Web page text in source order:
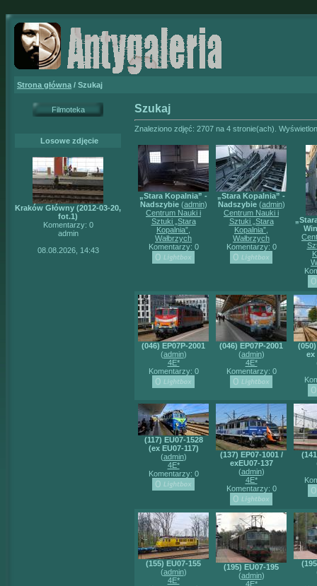
Strona główna / Szukaj
Filmoteka
Losowe zdjęcie
Kraków Główny (2012-03-20,
fot.1)
Komentarzy: 0
admin
08.08.2026, 14:43
Szukaj
Znaleziono zdjęć: 2707 na 4 stronie(ach).
„Stara Kopalnia” -
Nadszybie(admin)
Centrum Nauki i
Sztuki „Stara
Kopalnia”,
Wałbrzych
Komentarzy: 0
„Stara Kopalnia” -
Nadszybie(admin)
Centrum Nauki i
Sztuki „Stara
Kopalnia”,
Wałbrzych
Komentarzy: 0
(046) EP07P-2001
(admin)
4E*
Komentarzy: 0
(046) EP07P-2001
(admin)
4E*
Komentarzy: 0
ex
(117) EU07-1528
(ex EU07-117)
(admin)
4E*
Komentarzy: 0
(137) EP07-1001 /
exEU07-137
(admin)
4E*
Komentarzy: 0
(155) EU07-155
(admin)
4E*
(195) EU07-195
(admin)
4E*